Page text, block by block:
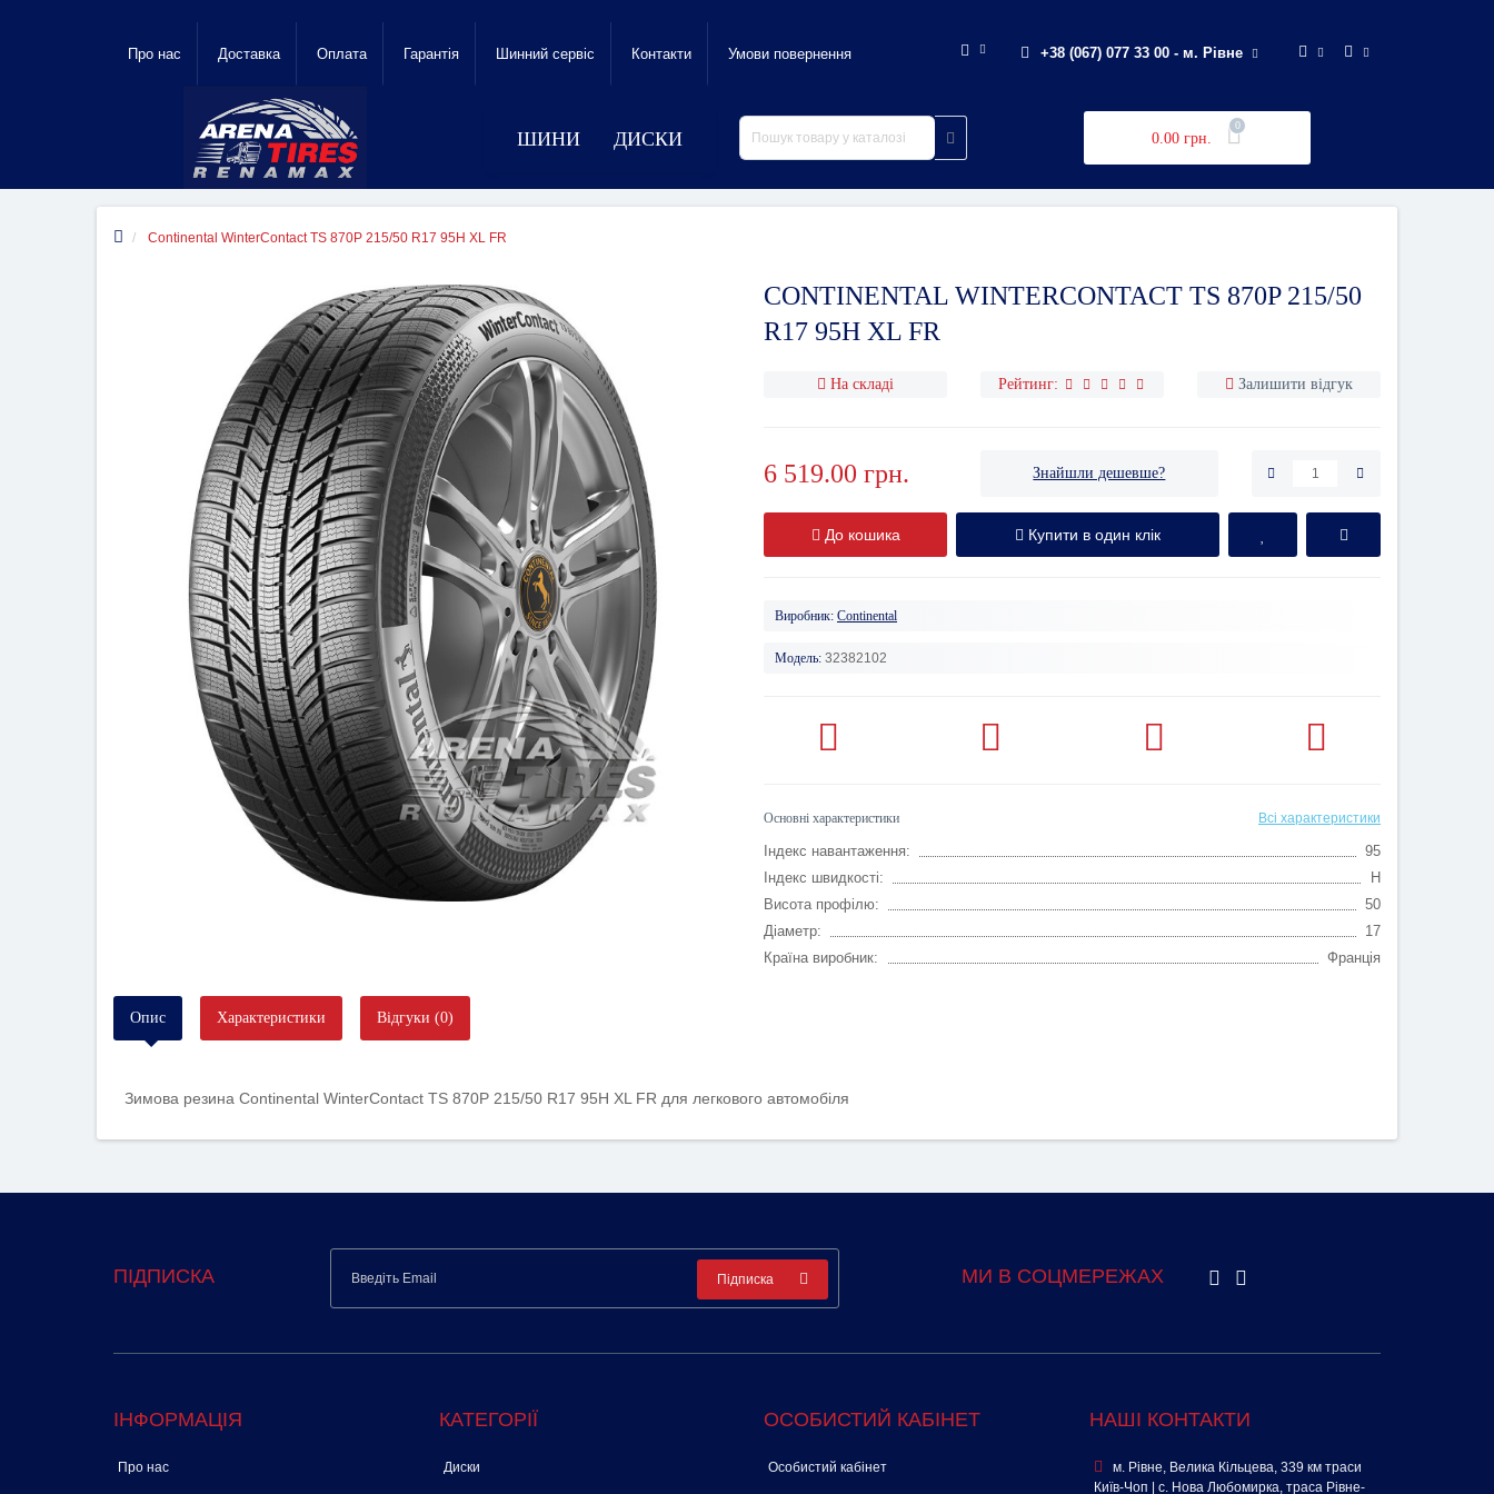
Про нас Доставка Оплата Гарантiя Шинний сервic Контакти Умови повернення +38 (067) 077 33 00 - м. Рівне
ШИНИ ДИСКИ 0.00 грн.
0
Continental WinterContact TS 870P 215/50 R17 95H XL FR
CONTINENTAL WINTERCONTACT TS 870P 215/50
R17 95H XL FR
На складі Рейтинг: Залишити відгук
6 519.00 грн. Знайшли дешевше?
До кошика Купити в один клік
Виробник: Continental
Модель: 32382102
Основні характеристики Всі характеристики
Індекс навантаження:
95
Індекс швидкості:
H
Висота профілю:
50
Діаметр:
17
Країна виробник:
Франція
Опис Характеристики Відгуки (0)
Зимова резина Continental WinterContact TS 870P 215/50 R17 95H XL FR для легкового автомобіля
ПІДПИСКА Підписка МИ В СОЦМЕРЕЖАХ
ІНФОРМАЦІЯ
Про нас
КАТЕГОРІЇ
Диски
ОСОБИСТИЙ КАБІНЕТ
Особистий кабінет
НАШІ КОНТАКТИ
м. Рівне, Велика Кільцева, 339 км траси
Київ-Чоп | с. Нова Любомирка, траса Рівне-